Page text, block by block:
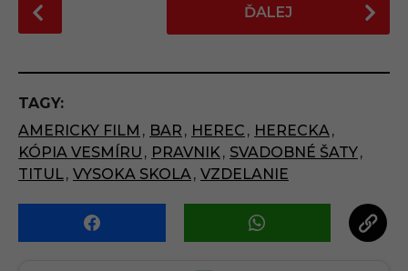
o
t
P
a
g
i
t
ĎALEJ
TAGY:
AMERICKY FILM , BAR , HEREC , HERECKA,
KÓPIA VESMÍRU , PRAVNIK, SVADOBNÉ ŠATY,
TITUL, VYSOKA SKOLA, VZDELANIE